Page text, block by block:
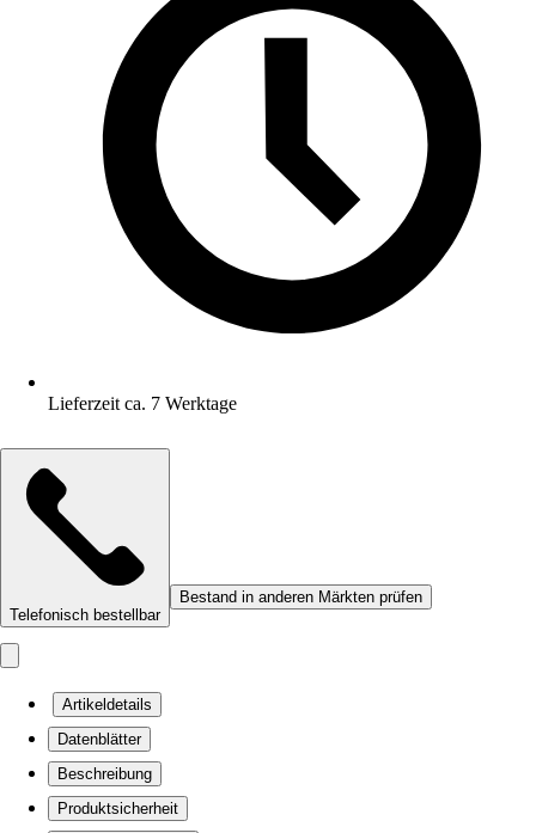
Lieferzeit ca. 7 Werktage
Telefonisch bestellbar
Bestand in anderen Märkten prüfen
Artikeldetails
Datenblätter
Beschreibung
Produktsicherheit